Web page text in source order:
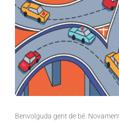
Benvolguda gent de bé.